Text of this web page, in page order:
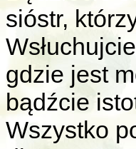
sióstr,
gdzie jest
bądźcie
Wszystko